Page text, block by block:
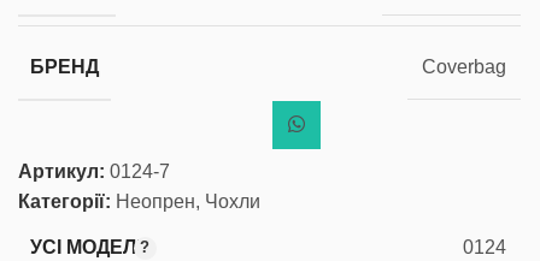
БРЕНД Coverbag
Артикул: 0124-7
Категорії: Неопрен, Чохли
УСІ МОДЕЛІ 0124